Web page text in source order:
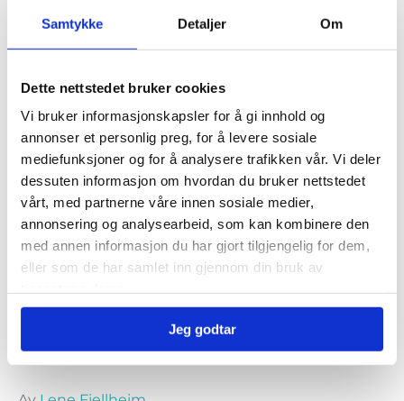
Samtykke Detaljer Om
Dette nettstedet bruker cookies
Vi bruker informasjonskapsler for å gi innhold og
annonser et personlig preg, for å levere sosiale
mediefunksjoner og for å analysere trafikken vår. Vi deler
dessuten informasjon om hvordan du bruker nettstedet
vårt, med partnerne våre innen sosiale medier,
annonsering og analysearbeid, som kan kombinere den
med annen informasjon du har gjort tilgjengelig for dem,
eller som de har samlet inn gjennom din bruk av
Jeg godtar
teamledelse trivsel
Populære artikler
Rydd hodet for mentalt støv